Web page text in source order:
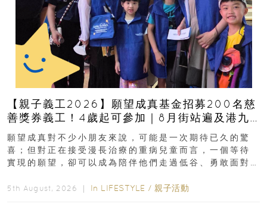
【親子義工2026】願望成真基金招募200名慈
善獎券義工！4歲起可參加｜8月街站遍及港九
新界
願望成真對不少小朋友來說，可能是一次期待已久的驚
喜；但對正在接受漫長治療的重病兒童而言，一個等待
實現的願望，卻可以成為陪伴他們走過低谷、勇敢面對
5th August, 2026 ｜ In LIFESTYLE / 親子活動